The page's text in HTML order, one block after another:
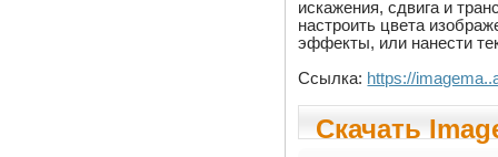
искажения, сдвига и
настроить цвета
эффекты, или нанести
Ссылка: https://
Скачать